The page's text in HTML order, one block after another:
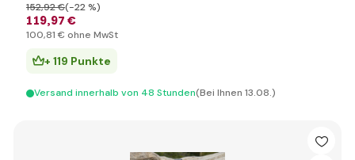
119,97 €
152,92 €(-22 %)
100,81 € ohne MwSt
+ 119 Punkte
Versand innerhalb von 48 Stunden(Bei Ihnen 13.08.)